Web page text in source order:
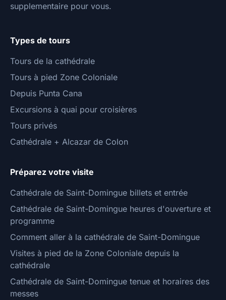
supplementaire pour vous.
Types de tours
Tours de la cathédrale
Tours à pied Zone Coloniale
Depuis Punta Cana
Excursions à quai pour croisières
Tours privés
Cathédrale + Alcazar de Colon
Préparez votre visite
Cathédrale de Saint-Domingue billets et entrée
Cathédrale de Saint-Domingue heures d'ouverture et
programme
Comment aller à la cathédrale de Saint-Domingue
Visites à pied de la Zone Coloniale depuis la
cathédrale
Cathédrale de Saint-Domingue tenue et horaires des
messes